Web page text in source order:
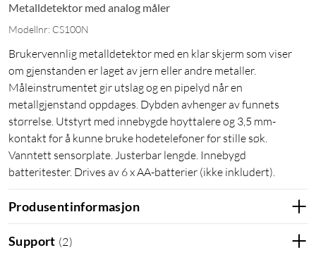
Metalldetektor med analog måler
Modellnr: CS100N
Brukervennlig metalldetektor med en klar skjerm som viser
om gjenstanden er laget av jern eller andre metaller.
Måleinstrumentet gir utslag og en pipelyd når en
metallgjenstand oppdages. Dybden avhenger av funnets
størrelse. Utstyrt med innebygde høyttalere og 3,5 mm-
kontakt for å kunne bruke hodetelefoner for stille søk.
Vanntett sensorplate. Justerbar lengde. Innebygd
batteritester. Drives av 6 x AA-batterier (ikke inkludert).
Produsentinformasjon
Support (2)